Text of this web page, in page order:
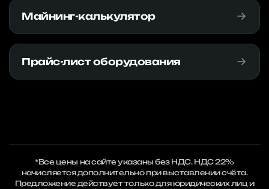
Майнинг-калькулятор
Прайс-лист оборудования
*Все цены на сайте указаны без НДС. НДС 22%
начисляется дополнительно при выставлении счёта.
Предложение действует только для юридических лиц и